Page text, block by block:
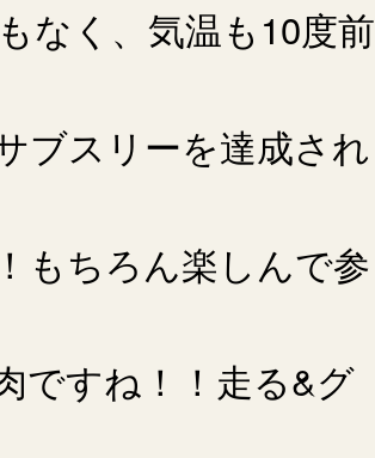
なく、気温も10度前
ブスリーを達成され
もちろん楽しんで参
ですね！！走る&グ